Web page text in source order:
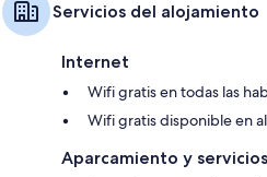
Servicios del alojamiento
Internet
Wifi gratis en todas las
Wifi gratis disponible en
Aparcamiento y